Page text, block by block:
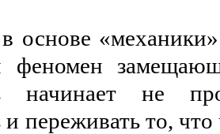
основе
феномен
начинает не
и переживать то,